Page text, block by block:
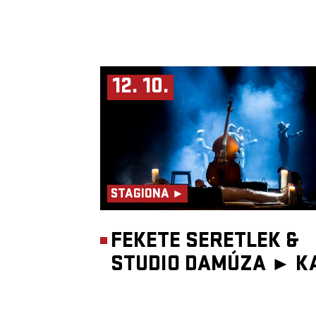
12. 10.
STAGIONA ►
FEKETE SERETLEK &
STUDIO DAMÚZA ►